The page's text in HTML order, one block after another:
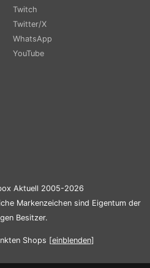
Twitch
Twitter/X
WhatsApp
YouTube
Aktuell 2005-2026
Markenzeichen sind Eigentum der
Besitzer.
Shops [einblenden]